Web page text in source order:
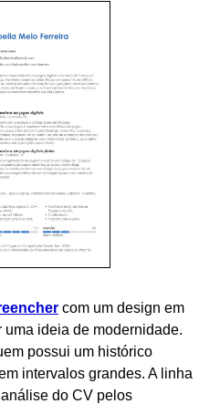
com um design em
uma ideia de modernidade.
possui um histórico
intervalos grandes. A linha
do CV pelos